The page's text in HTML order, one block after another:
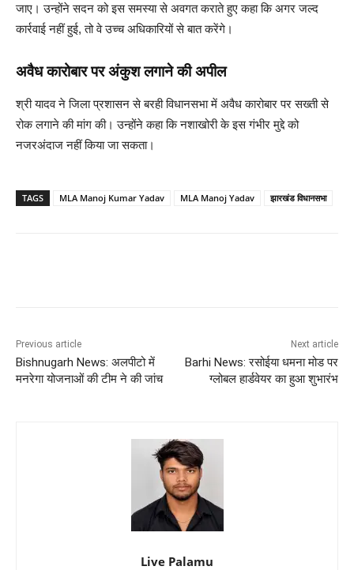
जाए। उन्होंने सदन को इस समस्या से अवगत कराते हुए कहा कि अगर जल्द
कार्रवाई नहीं हुई, तो वे उच्च अधिकारियों से बात करेंगे।
अवैध कारोबार पर अंकुश लगाने की अपील
श्री यादव ने जिला प्रशासन से बरही विधानसभा में अवैध कारोबार पर सख्ती से
रोक लगाने की मांग की। उन्होंने कहा कि नशाखोरी के इस गंभीर मुद्दे को
नजरअंदाज नहीं किया जा सकता।
TAGS MLA Manoj Kumar Yadav MLA Manoj Yadav झारखंड विधानसभा
Previous article
Bishnugarh News: अलपीटो में
मनरेगा योजनाओं की टीम ने की जांच
Next article
Barhi News: रसोईया धमना मोड पर
ग्लोबल हार्डवेयर का हुआ शुभारंभ
Live Palamu